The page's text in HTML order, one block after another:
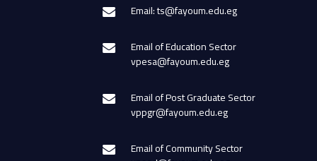
Email: ts@fayoum.edu.eg
Email of Education Sector
vpesa@fayoum.edu.eg
Email of Post Graduate Sector
vppgr@fayoum.edu.eg
Email of Community Sector